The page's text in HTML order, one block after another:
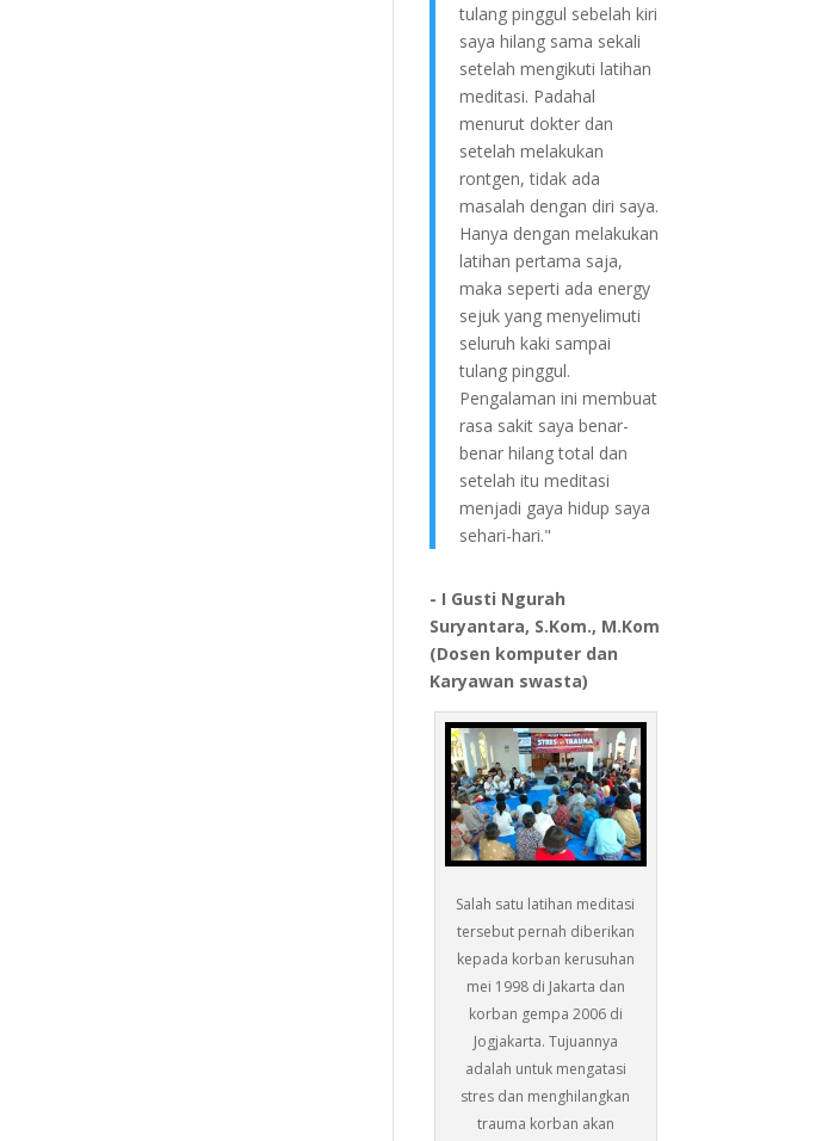
tulang pinggul sebelah kiri
saya hilang sama sekali
setelah mengikuti latihan
meditasi. Padahal
menurut dokter dan
setelah melakukan
rontgen, tidak ada
masalah dengan diri saya.
Hanya dengan melakukan
latihan pertama saja,
maka seperti ada energy
sejuk yang menyelimuti
seluruh kaki sampai
tulang pinggul.
Pengalaman ini membuat
rasa sakit saya benar-
benar hilang total dan
setelah itu meditasi
menjadi gaya hidup saya
sehari-hari."
- I Gusti Ngurah
Suryantara, S.Kom., M.Kom
(Dosen komputer dan
Karyawan swasta)
Salah satu latihan meditasi
tersebut pernah diberikan
kepada korban kerusuhan
mei 1998 di Jakarta dan
korban gempa 2006 di
Jogjakarta. Tujuannya
adalah untuk mengatasi
stres dan menghilangkan
trauma korban akan